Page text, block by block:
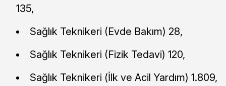
135,
Sağlık Teknikeri (Evde Bakım) 28,
Sağlık Teknikeri (Fizik Tedavi) 120,
Sağlık Teknikeri (İlk ve Acil Yardım) 1.809,